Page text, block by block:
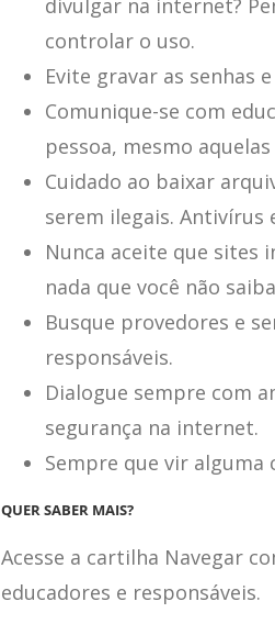
divulgar na internet?
controlar o uso.
Evite gravar as senhas
Comunique-se com
pessoa, mesmo
Cuidado ao baixar
serem ilegais.
Nunca aceite que sites
nada que você não
Busque provedores e
responsáveis.
Dialogue sempre com
segurança na internet.
Sempre que vir alguma
QUER SABER MAIS?
Acesse a cartilha Navegar
educadores e responsáveis.